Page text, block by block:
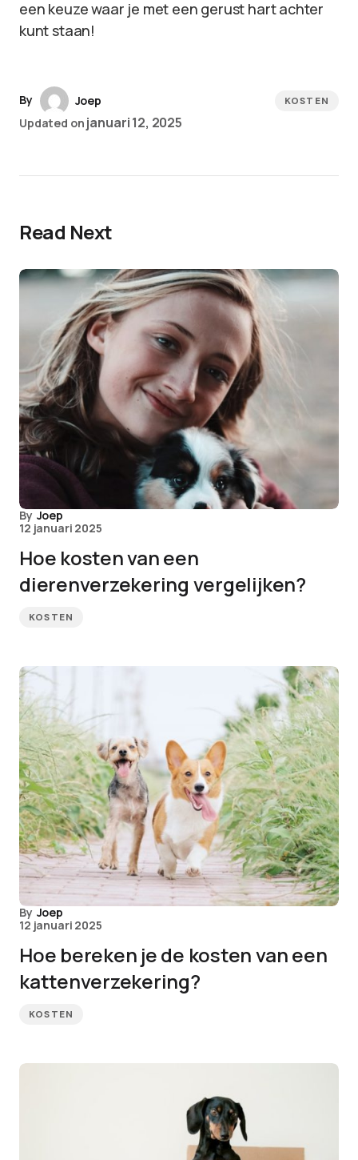
een keuze waar je met een gerust hart achter
kunt staan!
By
Joep
Updated on januari 12, 2025
KOSTEN
Read Next
By Joep
12 januari 2025
Hoe kosten van een
dierenverzekering vergelijken?
KOSTEN
By Joep
12 januari 2025
Hoe bereken je de kosten van een
kattenverzekering?
KOSTEN